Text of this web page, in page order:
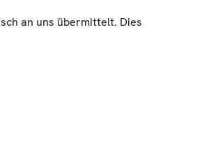
an uns übermittelt. Dies